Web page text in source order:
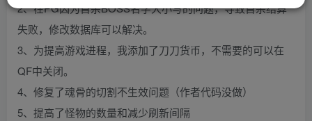
2、在PG因为首杀BOSS名字大小写的问题，导致首杀结算
失败，修改数据库可以解决。
3、为提高游戏进程，我添加了刀刀货币，不需要的可以在
QF中关闭。
4、修复了魂骨的切割不生效问题（作者代码没做）
5、提高了怪物的数量和减少刷新间隔